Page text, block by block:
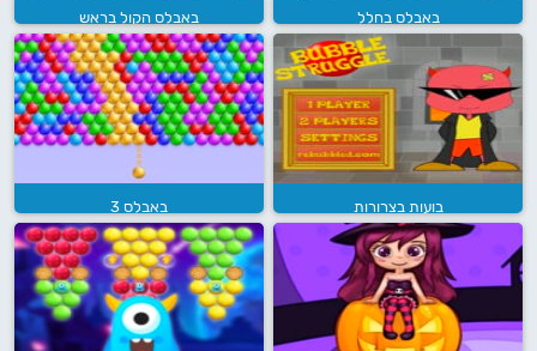
באבלס בחלל באבלס הקול בראש
בועות בצרורות באבלס 3